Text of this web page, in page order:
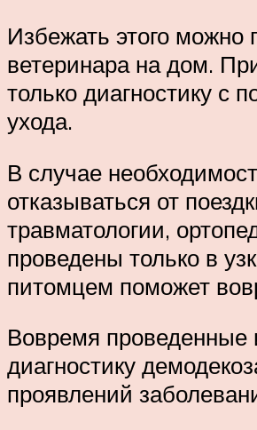
Избежать этого
ветеринара на дом.
только диагностику
ухода.
В случае
отказываться от
травматологии,
проведены только в
питомцем поможет
Вовремя проведенные
диагностику
проявлений